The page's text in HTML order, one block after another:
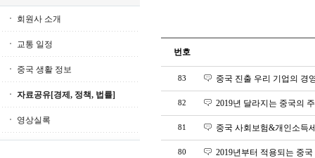
회원사 소개
교통 일정
중국 생활 정보
자료공유[경제, 정책, 법률]
영상실록
번호
83 중국 진출 우리 기업의 경
82 2019년 달라지는 중국의
81 중국 사회보험&개인소득
80 2019년부터 적용되는 중